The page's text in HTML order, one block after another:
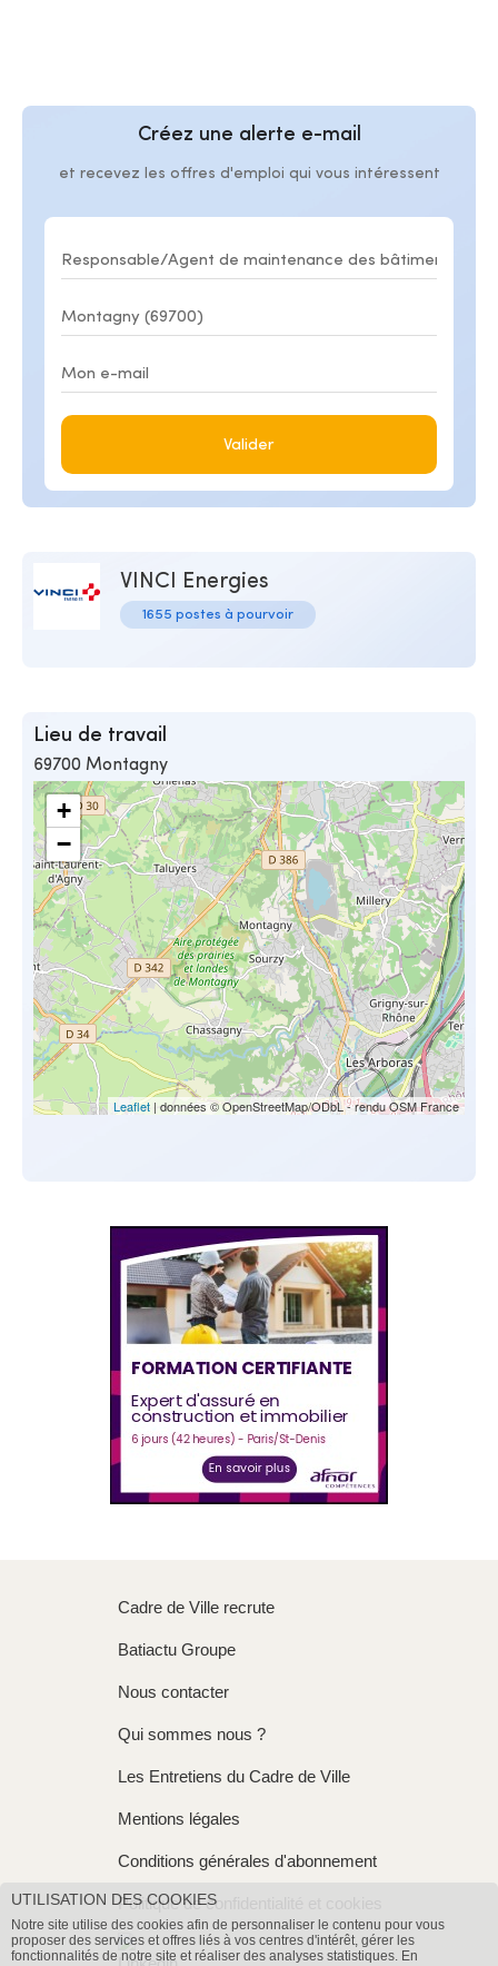
Créez une alerte e-mail
et recevez les offres d'emploi qui vous intéressent
Valider
VINCI Energies
1655 postes à pourvoir
Lieu de travail
69700 Montagny
+
−
Leaflet | données © OpenStreetMap/ODbL - rendu OSM France
Cadre de Ville recrute
Batiactu Groupe
Nous contacter
Qui sommes nous ?
Les Entretiens du Cadre de Ville
Mentions légales
Conditions générales d'abonnement
Politique de confidentialité et cookies
UTILISATION DES COOKIES
Notre site utilise des cookies afin de personnaliser le contenu pour vous
proposer des services et offres liés à vos centres d'intérêt, gérer les
fonctionnalités de notre site et réaliser des analyses statistiques. En